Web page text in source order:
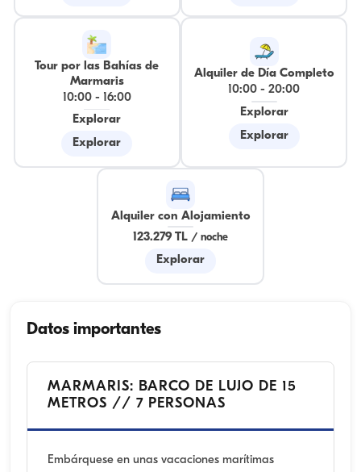
Tour por las Bahías de
Marmaris
10:00-
16:00
Explorar
Explorar
Alquiler de Día Completo
10:00 -20:00
Explorar
Explorar
Alquiler con Alojamiento
123.279 TL / noche
Explorar
Datos importantes
MARMARIS: BARCO DE LUJO DE 15
METROS // 7 PERSONAS
Embárquese en unas vacaciones marítimas